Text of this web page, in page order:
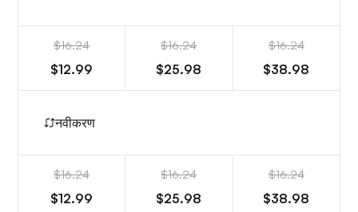
$16.24
$12.99
$16.24
$25.98
$16.24
$38.98
नवीकरण
$16.24
$12.99
$16.24
$25.98
$16.24
$38.98